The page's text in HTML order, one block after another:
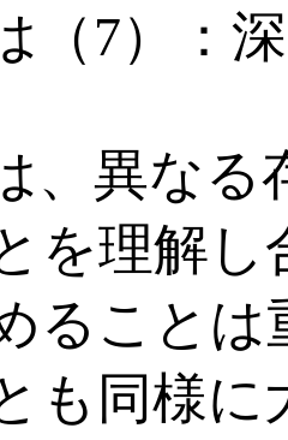
（7）：
、異な
を理解
ること
も同様に